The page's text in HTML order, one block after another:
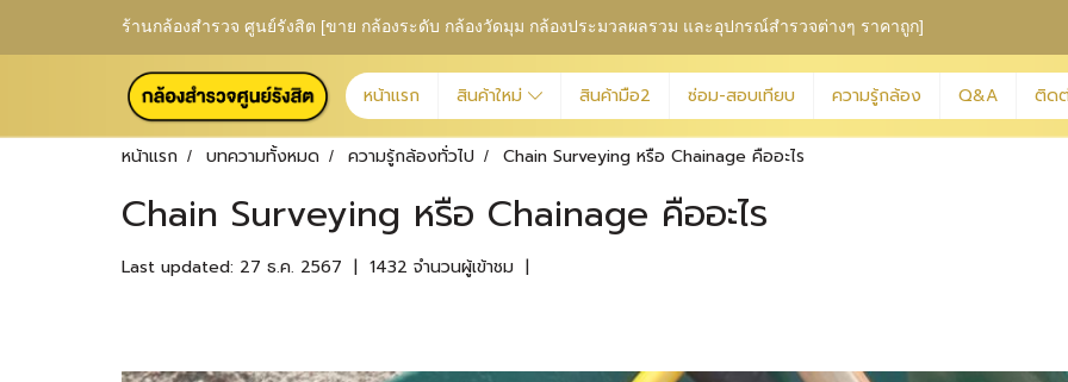
ร้านกล้องสำรวจ ศูนย์รังสิต [ขาย กล้องระดับ กล้องวัดมุม กล้องประมวลผลรวม และอุปกรณ์สำรวจต่างๆ ราคาถูก]
หน้าแรก สินค้าใหม่ สินค้ามือ2 ซ่อม-สอบเทียบ ความรู้กล้อง Q&A ติด
หน้าแรก บทความทั้งหมด ความรู้กล้องทั่วไป Chain Surveying หรือ Chainage คืออะไร
Chain Surveying หรือ Chainage คืออะไร
Last updated: 27 ธ.ค. 2567 | 1432 จำนวนผู้เข้าชม |